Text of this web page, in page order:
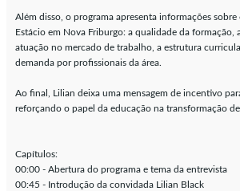
Além disso, o programa apresenta informações
Estácio em Nova Friburgo: a qualidade da formação,
atuação no mercado de trabalho, a estrutura
demanda por profissionais da área.
Ao final, Lilian deixa uma mensagem de incentivo
reforçando o papel da educação na transformação de
Capítulos:
00:00 - Abertura do programa e tema da entrevista
00:45 - Introdução da convidada Lilian Black